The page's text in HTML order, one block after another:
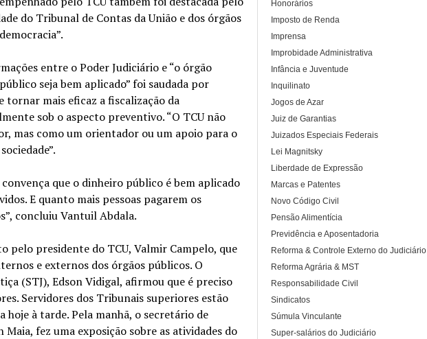
do Tribunal de Contas da União e dos órgãos
entre o Poder Judiciário e “o órgão
seja bem aplicado” foi saudada por
mais eficaz a fiscalização da
sob o aspecto preventivo. “O TCU não
mas como um orientador ou um apoio para o
que o dinheiro público é bem aplicado
E quanto mais pessoas pagarem os
concluiu Vantuil Abdala.
pelo presidente do TCU, Valmir Campelo, que
e externos dos órgãos públicos. O
(STJ), Edson Vidigal, afirmou que é preciso
Servidores dos Tribunais superiores estão
à tarde. Pela manhã, o secretário de
fez uma exposição sobre as atividades do
Honorários
Imposto de Renda
Imprensa
Improbidade Administrativa
Infância e Juventude
Inquilinato
Jogos de Azar
Juiz de Garantias
Juizados Especiais Federais
Lei Magnitsky
Liberdade de Expressão
Marcas e Patentes
Novo Código Civil
Pensão Alimentícia
Previdência e Aposentadoria
Reforma & Controle Externo do Judiciário
Reforma Agrária & MST
Responsabilidade Civil
Sindicatos
Súmula Vinculante
Super-salários do Judiciário